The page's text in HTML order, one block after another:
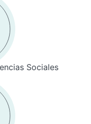
Sociales